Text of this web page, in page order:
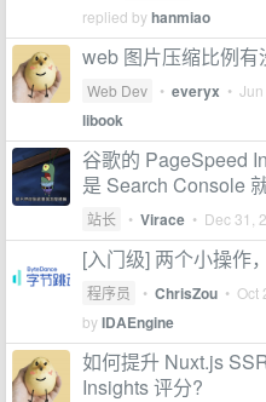
replied byhanmiao
web 图片压缩比例有
Web Dev • everyx • Jun
libook
谷歌的 PageSpeed
是 Search Console
站长 • Virace • Dec 31,
[入门级] 两个小操作
程序员 • ChrisZou • Oct
byIDAEngine
如何提升 Nuxt.js
Insights 评分?